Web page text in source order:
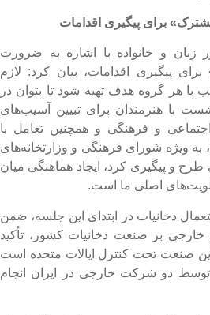
برای پیگیری اقدامات
و خانواده با اشاره به
ضرورت
پیگیری اقدامات، بیان کرد: لازم
هر گروه هدف تهیه شود تا بتوان در
با هنرمندان برای تبیین آسیب‌های
و فرهنگی و همچنین تعامل با
ویژه شورای فرهنگی و وزارتخانه‌های
و پیگیری کرد، ایجاد هماهنگی میان
اصلی ما است.
دخانیات در ابتدای این جلسه، ضمن
بر صنعت دخانیات کشور، تأکید
از ۸۸ درصد این صنعت تحت کنترل ایالات متحده است
توسط دو شرکت خارجی در ایران انجام